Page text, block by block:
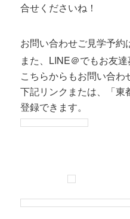
合せくださいね！
お問い合わせご見学予約
また、LINE＠でもお友達
こちらからもお問い合わ
下記リンクまたは、「東
登録できます。